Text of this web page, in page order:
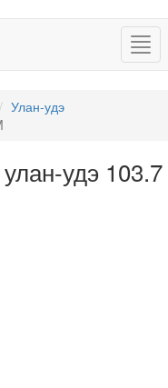
Улан-удэ
удэ 103.7